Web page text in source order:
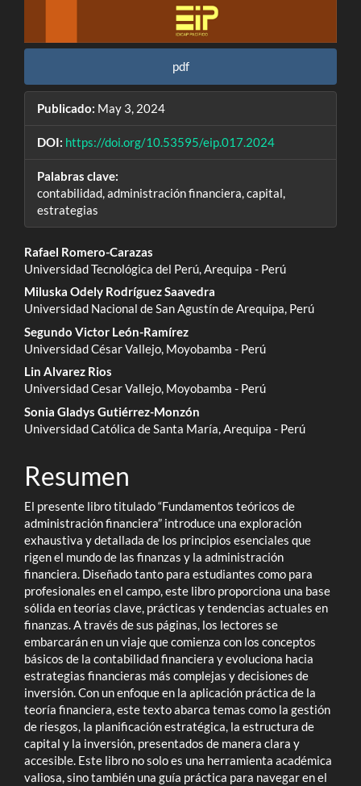
pdf
Publicado: May 3, 2024
DOI: https://doi.org/10.53595/eip.017.2024
Palabras clave:
contabilidad, administración financiera, capital,
estrategias
Contenido
principal
del
artículo
Rafael Romero-Carazas
Universidad Tecnológica del Perú, Arequipa - Perú
Miluska Odely Rodríguez Saavedra
Universidad Nacional de San Agustín de Arequipa, Perú
Segundo Victor León-Ramírez
Universidad César Vallejo, Moyobamba - Perú
Lin Alvarez Rios
Universidad Cesar Vallejo, Moyobamba - Perú
Sonia Gladys Gutiérrez-Monzón
Universidad Católica de Santa María, Arequipa - Perú
Resumen
El presente libro titulado “Fundamentos teóricos de
administración financiera” introduce una exploración
exhaustiva y detallada de los principios esenciales que
rigen el mundo de las finanzas y la administración
financiera. Diseñado tanto para estudiantes como para
profesionales en el campo, este libro proporciona una base
sólida en teorías clave, prácticas y tendencias actuales en
finanzas. A través de sus páginas, los lectores se
embarcarán en un viaje que comienza con los conceptos
básicos de la contabilidad financiera y evoluciona hacia
estrategias financieras más complejas y decisiones de
inversión. Con un enfoque en la aplicación práctica de la
teoría financiera, este texto abarca temas como la gestión
de riesgos, la planificación estratégica, la estructura de
capital y la inversión, presentados de manera clara y
accesible. Este libro no solo es una herramienta académica
valiosa, sino también una guía práctica para navegar en el